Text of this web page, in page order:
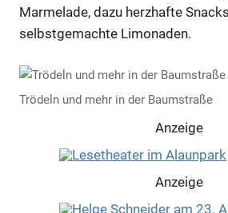
Marmelade, dazu herzhafte
selbstgemachte Limonaden.
Trödeln und mehr in der Baumstraße
Anzeige
Anzeige